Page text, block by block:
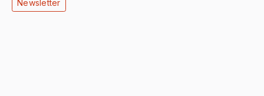
Newsletter